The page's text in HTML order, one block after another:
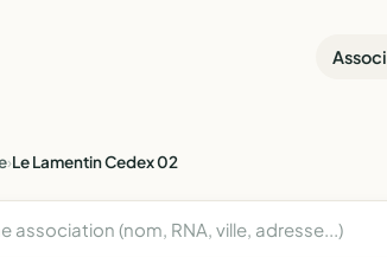
›Le Lamentin Cedex 02